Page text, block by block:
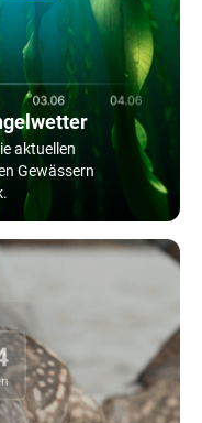
aktuellen
Gewässern